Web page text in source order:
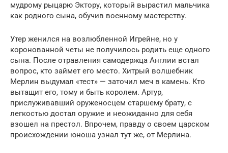
мудрому рыцарю Эктору, который вырастил мальчика
как родного сына, обучив военному мастерству.
Утер женился на возлюбленной Игрейне, но у
коронованной четы не получилось родить еще одного
сына. После отравления самодержца Англии встал
вопрос, кто займет его место. Хитрый волшебник
Мерлин выдумал «тест» — заточил меч в камень. Кто
вытащит его, тому и быть королем. Артур,
прислуживавший оруженосцем старшему брату, с
легкостью достал оружие и неожиданно для себя
взошел на престол. Впрочем, правду о своем царском
происхождении юноша узнал тут же, от Мерлина.